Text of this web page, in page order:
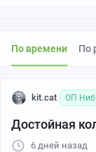
По времени
kit.cat ОП
Достойная
6 дней назад